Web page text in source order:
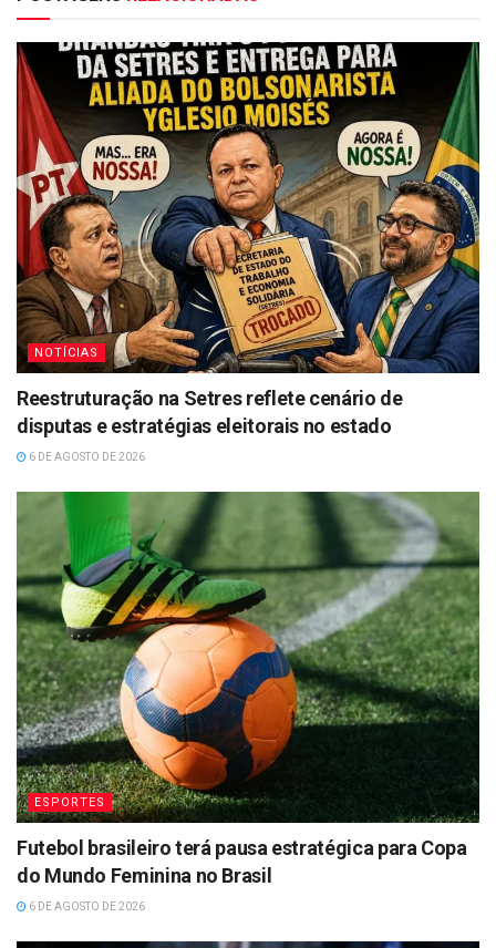
NOTÍCIAS
Reestruturação na Setres reflete cenário de
disputas e estratégias eleitorais no estado
6 DE AGOSTO DE 2026
ESPORTES
Futebol brasileiro terá pausa estratégica para Copa
do Mundo Feminina no Brasil
6 DE AGOSTO DE 2026